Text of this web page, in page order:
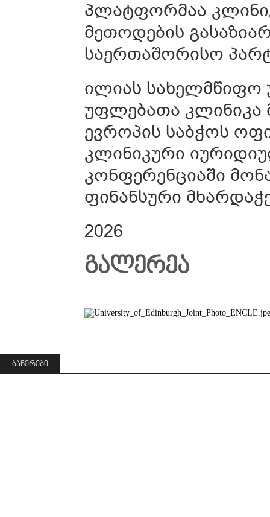
პლატფორმაა
მეთოდების
საერთაშორისო
ილიას სახელმწიფო
უფლებათა კლინიკა
ევროპის საბჭოს
კლინიკური
კონფერენციაში
ფინანსური
2026
ᲒᲐᲚᲔᲠᲔᲐ
ᲑᲐᲜᲔᲠᲔᲑᲘ